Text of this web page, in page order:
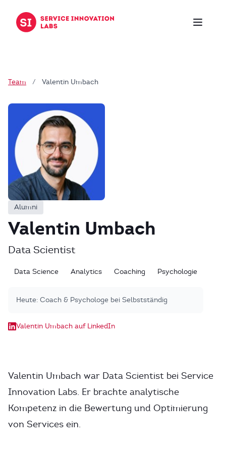
Team / Valentin Umbach
Alumni
Valentin Umbach
Data Scientist
Data Science Analytics Coaching Psychologie
Heute: Coach & Psychologe bei Selbstständig
Valentin Umbach auf LinkedIn
Valentin Umbach war Data Scientist bei Service
Innovation Labs. Er brachte analytische
Kompetenz in die Bewertung und Optimierung
von Services ein.